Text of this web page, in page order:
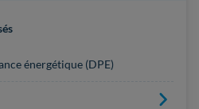
énergétique (DPE)